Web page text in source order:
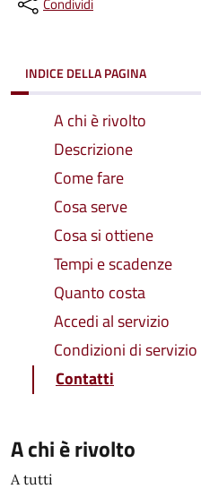
INDICE DELLA PAGINA
A chi è rivolto
Descrizione
Come fare
Cosa serve
Cosa si ottiene
Tempi e scadenze
Quanto costa
Accedi al servizio
Condizioni di servizio
Contatti
A chi è rivolto
A tutti